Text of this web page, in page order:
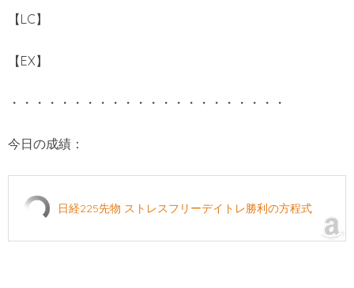
【LC】
【EX】
・・・・・・・・・・・・・・・・・・・・・・
今日の成績：
日経225先物 ストレスフリーデイトレ勝利の方程式